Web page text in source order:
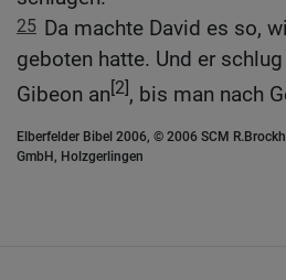
25 Da machte David es so,
geboten hatte. Und er
Gibeon an[2], bis man nach
Elberfelder Bibel 2006, © 2006 SCM
GmbH, Holzgerlingen